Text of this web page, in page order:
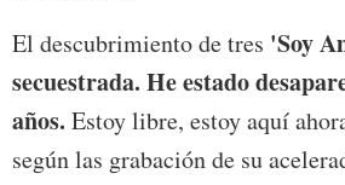
El descubrimiento de tres 'Soy
secuestrada. He estado
años. Estoy libre, estoy aquí
según las grabación de su